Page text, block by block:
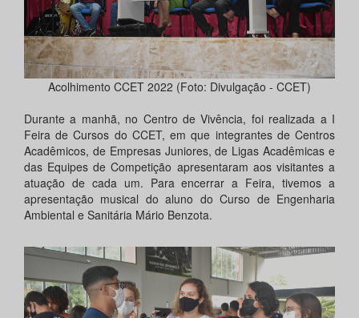
Acolhimento CCET 2022 (Foto: Divulgação - CCET)
Durante a manhã, no Centro de Vivência, foi realizada a I
Feira de Cursos do CCET, em que integrantes de Centros
Acadêmicos, de Empresas Juniores, de Ligas Acadêmicas e
das Equipes de Competição apresentaram aos visitantes a
atuação de cada um. Para encerrar a Feira, tivemos a
apresentação musical do aluno do Curso de Engenharia
Ambiental e Sanitária Mário Benzota.